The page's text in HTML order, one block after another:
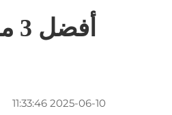
2025-06-10 11:33:46